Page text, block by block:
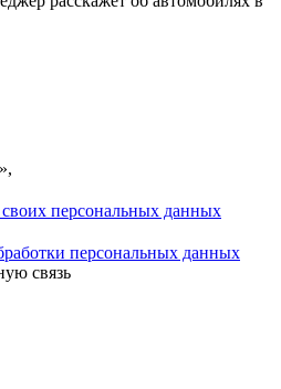
своих персональных данных
персональных данных
связь